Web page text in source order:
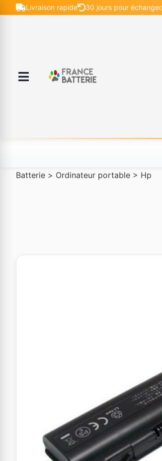
Livraison rapide 30 jours pour échanger
Batterie > Ordinateur portable > Hp